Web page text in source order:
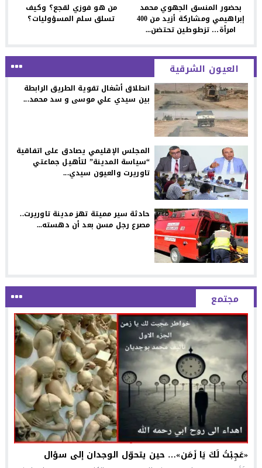
بحضور المنسق الجهوي محمد
إبراهيمي ومشاركة أزيد من 400
امرأة… تزطوطين تحتضن...
من هو فوزي لقجع؟ وكيف
تسلق سلم المسؤوليات؟
العيون الشرقية
انطلاق أشغال تقوية الطريق الرابطة
بين سيدي علي موسى و سد محمد...
المجلس الإقليمي يصادق على اتفاقية
“سياسة المدينة” لتأهيل جماعتي
تاوريرت والعيون سيدي...
حادثة سير مميتة تهز مدينة تاوريرت..
مصرع رجل مسن بعد أن دهسته...
مجتمع
«عَجِبْتُ لَكَ يَا زَمَن»… حين يتحوّل الوجدان إلى سؤال